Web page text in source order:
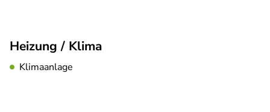
Heizung / Klima
Klimaanlage